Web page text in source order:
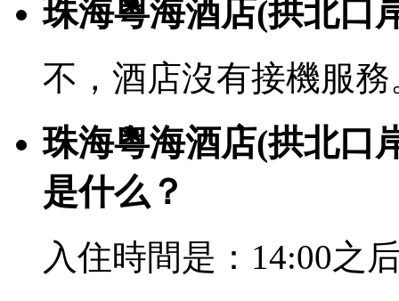
珠海粵海酒店(拱北口
不，酒店沒有接機服務
珠海粵海酒店(拱北口
是什么？
入住時間是：14:00之